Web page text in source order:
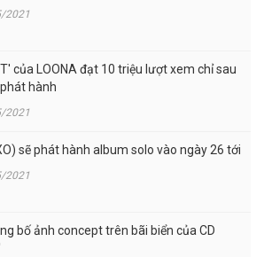
2021
của LOONA đạt 10 triệu lượt xem chỉ sau
hành
2021
sẽ phát hành album solo vào ngày 26 tới
2021
bố ảnh concept trên bãi biển của CD